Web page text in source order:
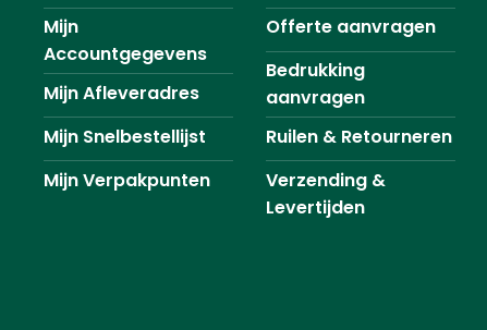
Mijn
Accountgegevens
Mijn Afleveradres
Mijn Snelbestellijst
Mijn Verpakpunten
Offerte aanvragen
Bedrukking
aanvragen
Ruilen & Retourneren
Verzending &
Levertijden